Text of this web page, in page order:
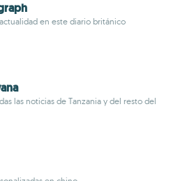
en este diario británico
las noticias de Tanzania y del resto del